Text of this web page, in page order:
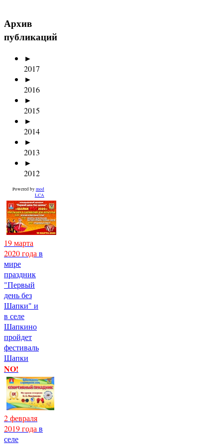
Архив
публикаций
►
2017
►
2016
►
2015
►
2014
►
2013
►
2012
Powered by mod
LCA
19 марта
2020 года в
мире
праздник
"Первый
день без
Шапки" и
в селе
Шапкино
пройдет
фестиваль
Шапки
NO!
2 февраля
2019 года в
селе